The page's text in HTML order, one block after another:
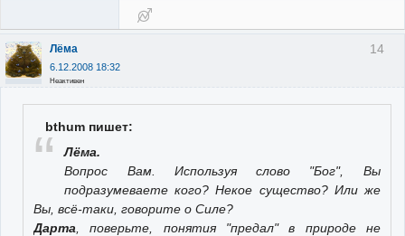
14
Лёма
6.12.2008 18:32
Неактивен
bthum пишет:
Лёма.
Вопрос Вам. Используя слово "Бог", Вы
подразумеваете кого? Некое существо? Или же
Вы, всё-таки, говорите о Силе?
Дарта , поверьте, понятия "предал" в природе не